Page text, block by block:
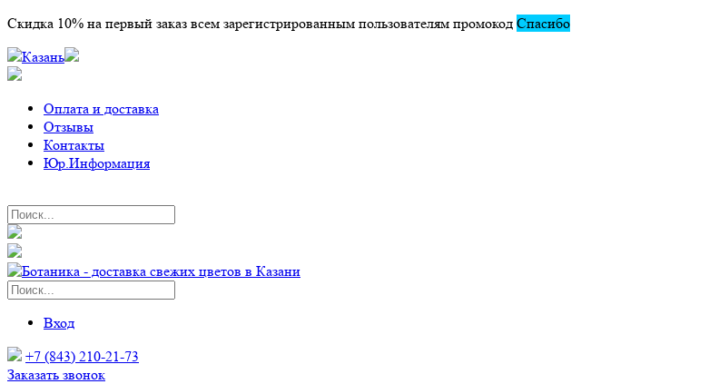
Скидка 10% на первый заказ всем зарегистрированным пользователям промокод Спасибо
Казань
Оплата и доставка
Отзывы
Контакты
Юр.Информация
Вход
+7 (843) 210-21-73
Заказать звонок